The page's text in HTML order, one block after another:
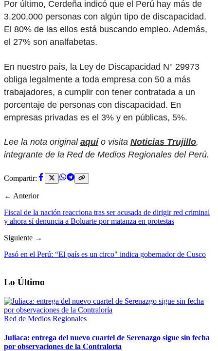
Por último, Cerdeña indicó que el Perú hay más de
3.200,000 personas con algún tipo de discapacidad.
El 80% de las ellos está buscando empleo. Además,
el 27% son analfabetas.
En nuestro país, la Ley de Discapacidad N° 29973
obliga legalmente a toda empresa con 50 a más
trabajadores, a cumplir con tener contratada a un
porcentaje de personas con discapacidad. En
empresas privadas es el 3% y en públicas, 5%.
Lee la nota original aquío visita Noticias Trujillo,
integrante de la Red de Medios Regionales del Perú.
Compartir:
← Anterior
Fiscal de la nación reacciona tras ser acusada de dirigir red criminal
y ahora sí denuncia a Boluarte por matanza en protestas
Siguiente →
Pasó en el Perú: “El país es un circo" indica gobernador de Cusco
Lo Último
Red de Medios Regionales
Juliaca: entrega del nuevo cuartel de Serenazgo sigue sin fecha
por observaciones de la Contraloría